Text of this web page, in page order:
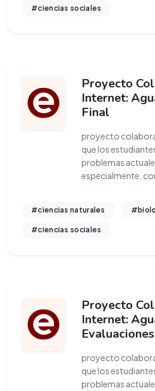
#ciencias sociales
Proyecto
Internet:
Final
proyecto
que los
problemas
especialmente,
#ciencias naturales
#ciencias sociales
Proyecto
Internet:
Evaluaciones
proyecto
que los
problemas